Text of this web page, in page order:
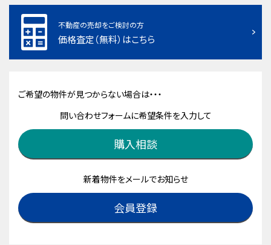
不動産の売却をご検討の方
価格査定（無料）はこちら
ご希望の物件が見つからない場合は・・・
問い合わせフォームに希望条件を入力して
購入相談
新着物件をメールでお知らせ
会員登録